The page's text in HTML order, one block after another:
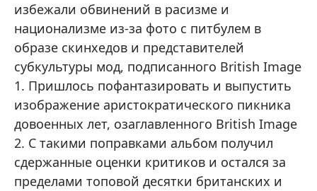
избежали обвинений в расизме и
национализме из-за фото с питбулем в
образе скинхедов и представителей
субкультуры мод, подписанного British Image
1. Пришлось пофантазировать и выпустить
изображение аристократического пикника
довоенных лет, озаглавленного British Image
2. С такими поправками альбом получил
сдержанные оценки критиков и остался за
пределами топовой десятки британских и